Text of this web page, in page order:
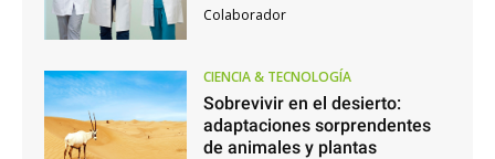
Colaborador
CIENCIA & TECNOLOGÍA
Sobrevivir en el desierto:
adaptaciones sorprendentes
de animales y plantas